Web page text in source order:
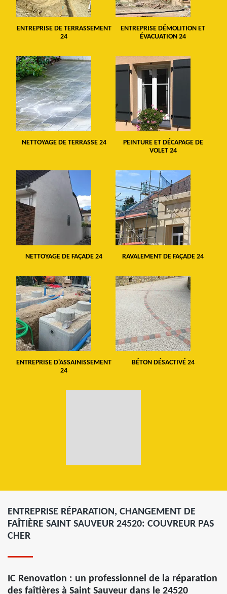
ENTREPRISE DE TERRASSEMENT
24
ENTREPRISE DÉMOLITION ET
ÉVACUATION 24
NETTOYAGE DE TERRASSE 24
PEINTURE ET DÉCAPAGE DE
VOLET 24
NETTOYAGE DE FAÇADE 24 RAVALEMENT DE FAÇADE 24
ENTREPRISE D'ASSAINISSEMENT
24
BÉTON DÉSACTIVÉ 24
ENTREPRISE RÉPARATION, CHANGEMENT DE
FAÎTIÈRE SAINT SAUVEUR 24520: COUVREUR PAS
CHER
IC Renovation : un professionnel de la réparation
des faîtières à Saint Sauveur dans le 24520